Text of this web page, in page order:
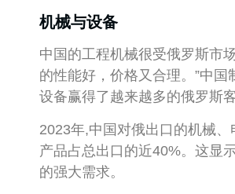
机械与设备
中国的工程机械很受俄罗斯市
的性能好，价格又合理。”中国
设备赢得了越来越多的俄罗斯客
2023年,中国对俄出口的机械、
产品占总出口的近40%。这显
的强大需求。